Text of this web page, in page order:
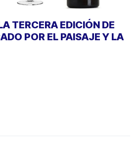
TERCERA EDICIÓN DE
POR EL PAISAJE Y LA